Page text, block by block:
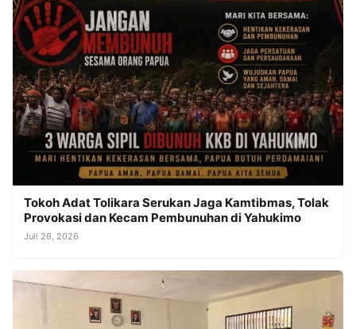
Tokoh Adat Tolikara Serukan Jaga Kamtibmas, Tolak
Provokasi dan Kecam Pembunuhan di Yahukimo
Juli 26, 2026